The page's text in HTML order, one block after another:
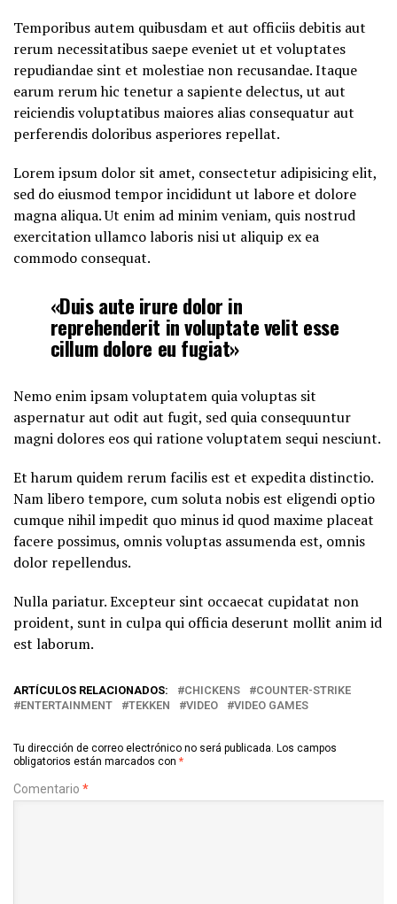
Temporibus autem quibusdam et aut officiis debitis aut
rerum necessitatibus saepe eveniet ut et voluptates
repudiandae sint et molestiae non recusandae. Itaque
earum rerum hic tenetur a sapiente delectus, ut aut
reiciendis voluptatibus maiores alias consequatur aut
perferendis doloribus asperiores repellat.
Lorem ipsum dolor sit amet, consectetur adipisicing elit,
sed do eiusmod tempor incididunt ut labore et dolore
magna aliqua. Ut enim ad minim veniam, quis nostrud
exercitation ullamco laboris nisi ut aliquip ex ea
commodo consequat.
«Duis aute irure dolor in
reprehenderit in voluptate velit esse
cillum dolore eu fugiat»
Nemo enim ipsam voluptatem quia voluptas sit
aspernatur aut odit aut fugit, sed quia consequuntur
magni dolores eos qui ratione voluptatem sequi nesciunt.
Et harum quidem rerum facilis est et expedita distinctio.
Nam libero tempore, cum soluta nobis est eligendi optio
cumque nihil impedit quo minus id quod maxime placeat
facere possimus, omnis voluptas assumenda est, omnis
dolor repellendus.
Nulla pariatur. Excepteur sint occaecat cupidatat non
proident, sunt in culpa qui officia deserunt mollit anim id
est laborum.
ARTÍCULOS RELACIONADOS: CHICKENS
COUNTER-STRIKE
ENTERTAINMENT
TEKKEN VIDEO VIDEO GAMES
Tu dirección de correo electrónico no será publicada. Los campos
obligatorios están marcados con *
Comentario *